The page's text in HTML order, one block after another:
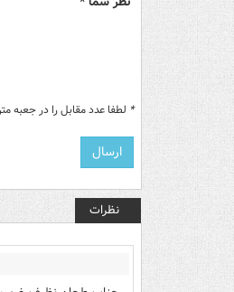
* لطفا عدد مقابل را در جعبه
نظرات